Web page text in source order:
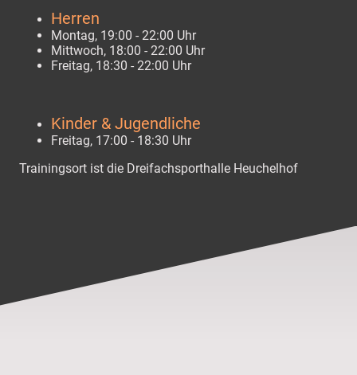
Herren
Montag, 19:00 - 22:00 Uhr
Mittwoch, 18:00 - 22:00 Uhr
Freitag, 18:30 - 22:00 Uhr
Kinder & Jugendliche
Freitag, 17:00 - 18:30 Uhr
Trainingsort ist die Dreifachsporthalle Heuchelhof